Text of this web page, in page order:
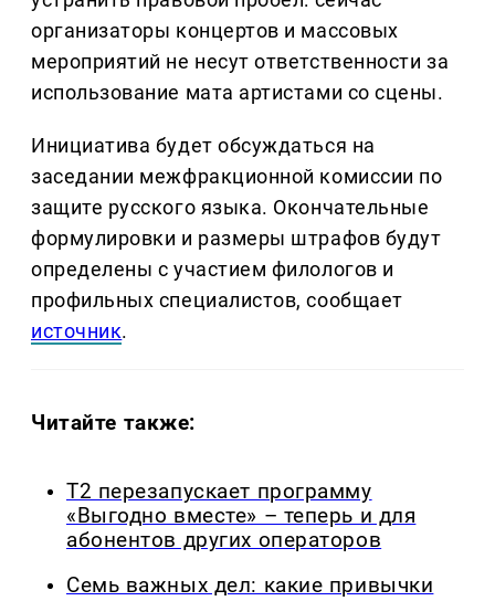
организаторы концертов и массовых
мероприятий не несут ответственности за
использование мата артистами со сцены.
Инициатива будет обсуждаться на
заседании межфракционной комиссии по
защите русского языка. Окончательные
формулировки и размеры штрафов будут
определены с участием филологов и
профильных специалистов, сообщает
источник.
Читайте также:
Т2 перезапускает программу
«Выгодно вместе» – теперь и для
абонентов других операторов
Семь важных дел: какие привычки